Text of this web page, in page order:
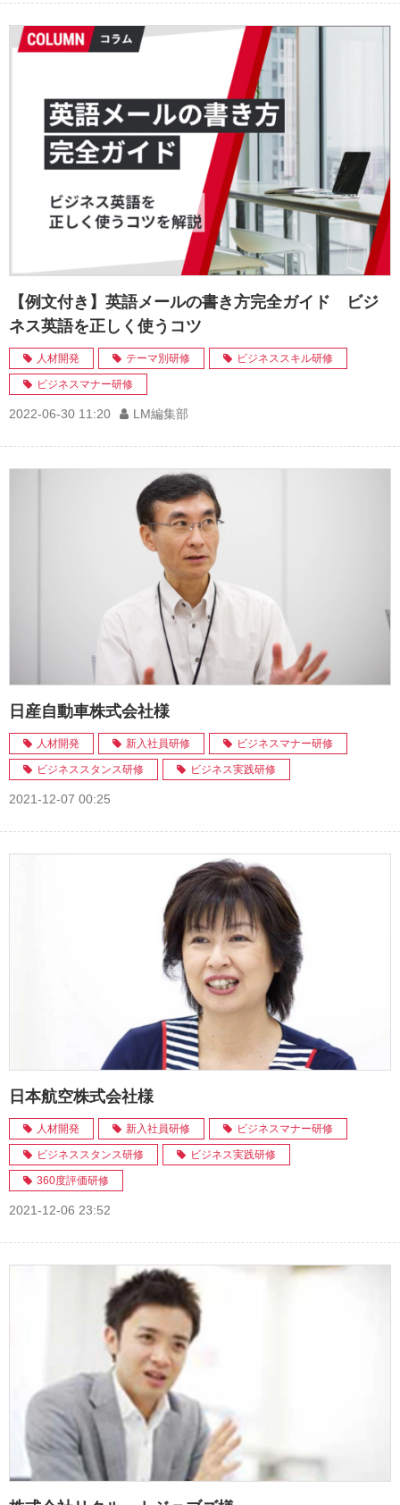
【例文付き】英語メールの書き方完全ガイド ビジ
ネス英語を正しく使うコツ
人材開発 テーマ別研修 ビジネススキル研修
ビジネスマナー研修
2022-06-30 11:20 LM編集部
日産自動車株式会社様
人材開発 新入社員研修 ビジネスマナー研修
ビジネススタンス研修 ビジネス実践研修
2021-12-07 00:25
日本航空株式会社様
人材開発 新入社員研修 ビジネスマナー研修
ビジネススタンス研修 ビジネス実践研修
360度評価研修
2021-12-06 23:52